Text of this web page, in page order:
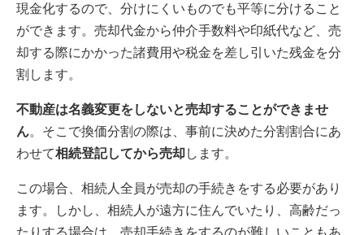
現金化するので、分けにくいものでも平等に分けること
ができます。売却代金から仲介手数料や印紙代など、売
却する際にかかった諸費用や税金を差し引いた残金を分
割します。
不動産は名義変更をしないと売却することができませ
ん。そこで換価分割の際は、事前に決めた分割割合にあ
わせて相続登記してから売却します。
この場合、相続人全員が売却の手続きをする必要があり
ます。しかし、相続人が遠方に住んでいたり、高齢だっ
たりする場合は、売却手続きをするのが難しいこともあ